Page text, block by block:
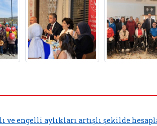
ve engelli aylıkları artışlı şekilde